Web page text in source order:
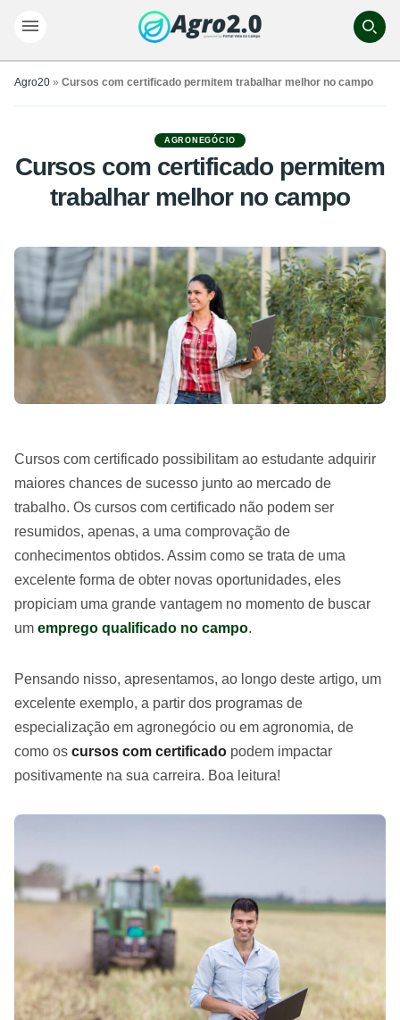
Agro20 » Cursos com certificado permitem trabalhar melhor no campo
AGRONEGÓCIO
Cursos com certificado permitem
trabalhar melhor no campo
Cursos com certificado possibilitam ao estudante adquirir
maiores chances de sucesso junto ao mercado de
trabalho. Os cursos com certificado não podem ser
resumidos, apenas, a uma comprovação de
conhecimentos obtidos. Assim como se trata de uma
excelente forma de obter novas oportunidades, eles
propiciam uma grande vantagem no momento de buscar
um emprego qualificado no campo.
Pensando nisso, apresentamos, ao longo deste artigo, um
excelente exemplo, a partir dos programas de
especialização em agronegócio ou em agronomia, de
como os cursos com certificado podem impactar
positivamente na sua carreira. Boa leitura!